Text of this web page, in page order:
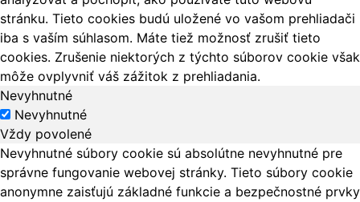
stránku. Tieto cookies budú uložené vo vašom prehliadači
iba s vaším súhlasom. Máte tiež možnosť zrušiť tieto
cookies. Zrušenie niektorých z týchto súborov cookie však
môže ovplyvniť váš zážitok z prehliadania.
Nevyhnutné
Nevyhnutné
Vždy povolené
Nevyhnutné súbory cookie sú absolútne nevyhnutné pre
správne fungovanie webovej stránky. Tieto súbory cookie
anonymne zaisťujú základné funkcie a bezpečnostné prvky